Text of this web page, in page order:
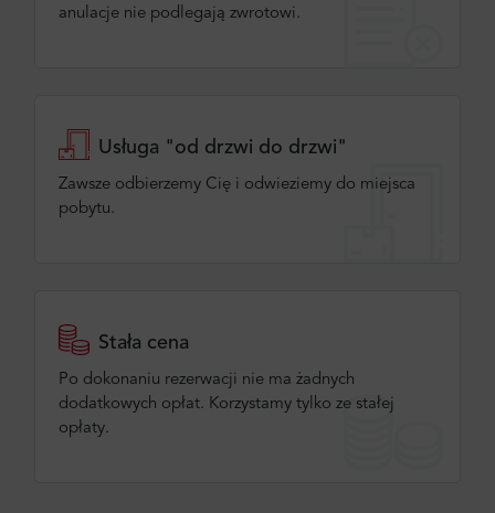
anulacje nie podlegają zwrotowi.
Usługa "od drzwi do drzwi"
Zawsze odbierzemy Cię i odwieziemy do miejsca
pobytu.
Stała cena
Po dokonaniu rezerwacji nie ma żadnych
dodatkowych opłat. Korzystamy tylko ze stałej
opłaty.